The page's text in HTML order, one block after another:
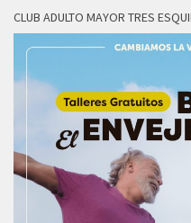
CLUB ADULTO MAYOR TRES